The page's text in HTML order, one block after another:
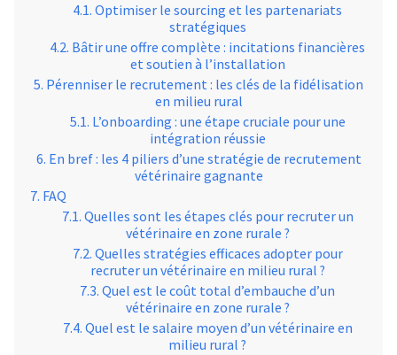
Optimiser le sourcing et les partenariats
stratégiques
Bâtir une offre complète : incitations financières
et soutien à l’installation
Pérenniser le recrutement : les clés de la fidélisation
en milieu rural
L’onboarding : une étape cruciale pour une
intégration réussie
En bref : les 4 piliers d’une stratégie de recrutement
vétérinaire gagnante
FAQ
Quelles sont les étapes clés pour recruter un
vétérinaire en zone rurale ?
Quelles stratégies efficaces adopter pour
recruter un vétérinaire en milieu rural ?
Quel est le coût total d’embauche d’un
vétérinaire en zone rurale ?
Quel est le salaire moyen d’un vétérinaire en
milieu rural ?